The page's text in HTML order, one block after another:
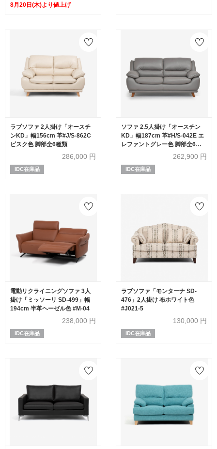
8月20日(木)より値上げ
ラブソファ 2人掛け「オースチ
ンKD」幅156cm 革#J/S-862C
ビスク色 脚部全6種類
286,000 円
IDC在庫品
ソファ 2.5人掛け「オースチン
KD」幅187cm 革#H/S-042E エ
レファントグレー色 脚部全6種
262,900 円
IDC在庫品
電動リクライニングソファ 3人
掛け「ミッソーリ SD-499」幅
194cm 半革ヘーゼル色 #M-04
238,000 円
IDC在庫品
ラブソファ「モンターナ SD-
476」2人掛け 布ホワイト色
#J021-5
130,000 円
IDC在庫品